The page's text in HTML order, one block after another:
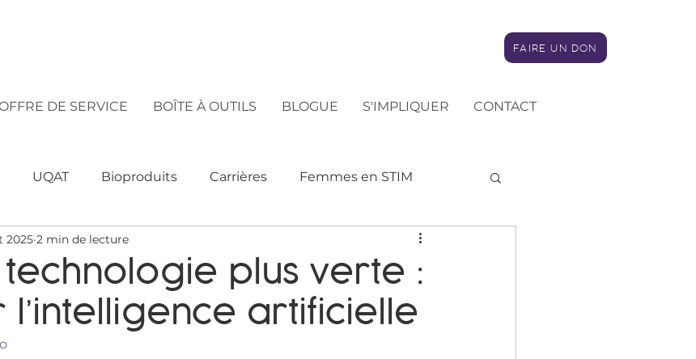
FAIRE UN DON
DE SERVICE BOÎTE À OUTILS BLOGUE S'IMPLIQUER CONTACT
UQAT Bioproduits Carrières Femmes en STIM
Diversité Technologie Intelligence artificielle
inclusive Outil pédagogique Approches
plus verte :
artificielle
2025 2 min de lecture